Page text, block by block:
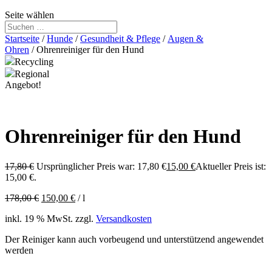
Seite wählen
Startseite /Hunde /Gesundheit & Pflege / Augen &
Ohren / Ohrenreiniger für den Hund
Recycling
Regional
Angebot!
Ohrenreiniger für den Hund
17,80€ Ursprünglicher Preis war: 17,80 €15,00 €Aktueller Preis ist:
15,00 €.
178,00€ 150,00 € /l
inkl. 19 % MwSt. zzgl. Versandkosten
Der Reiniger kann auch vorbeugend und unterstützend angewendet
werden